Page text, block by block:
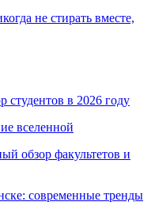
не стирать вместе,
студентов в 2026 году
вселенной
обзор факультетов и
современные тренды